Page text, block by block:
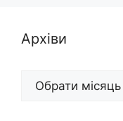
Архіви
Архіви